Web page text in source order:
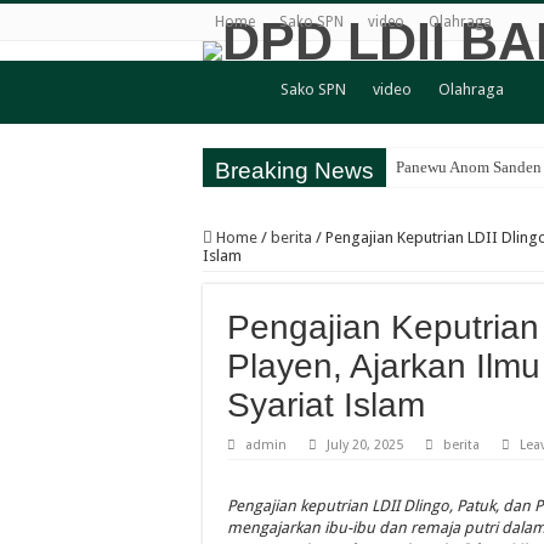
Home Sako SPN video Olahraga
Sako SPN video Olahraga
Breaking News Panewu Anom
Sambut Santri Baru,
Panewu
Terbuka untuk
Bincang Pelajar
Healthy Inside Man:
LDII Kasihan-
Home / berita / Pengajian Keputrian LDII
Islam
Pengajian
Playen, Ajarkan
Syariat Islam
admin July 20, 2025 berita
Pengajian keputrian LDII Dlingo, Patuk, dan
mengajarkan ibu-ibu dan remaja putri